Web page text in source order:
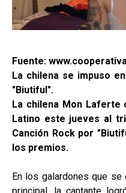
Fuente:
La chilena se impuso
"Biutiful".
La chilena Mon Laferte
Latino este jueves al
Canción Rock por
los premios.
En los galardones que